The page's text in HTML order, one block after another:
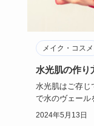
メイク・コスメ
水光肌の作り
水光肌はご存じ
で水のヴェール
るんです。今回…
2024年5月13日